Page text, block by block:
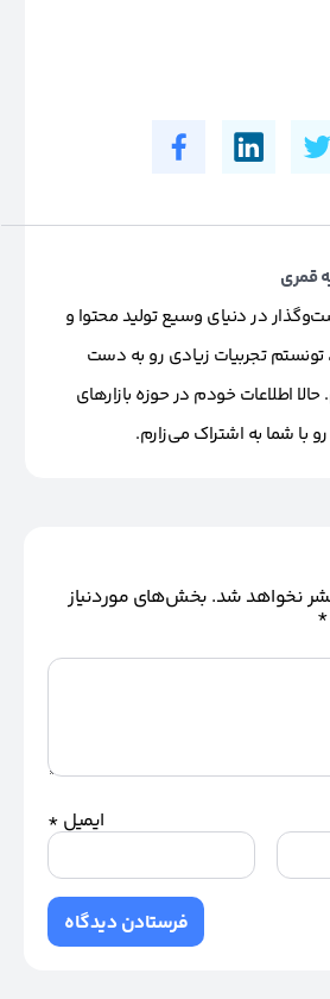
قمری
در دنیای وسیع تولید محتوا و
تونستم تجربیات زیادی رو به دست
حالا اطلاعات خودم در حوزه بازارهای
با شما به اشتراک می‌زارم.
نخواهد شد. بخش‌های موردنیاز
*
ایمیل *